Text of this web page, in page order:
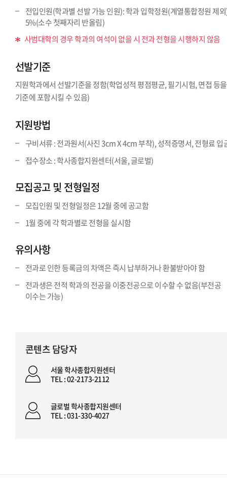
전입인원(학과별 선발 가능 인원): 학과 입학정원(계열통합정원 제
5%(소수 첫째자리 반올림)
사범대학의 경우 학과의 여석이 없을 시 전과 전형을 시행하지 않음
선발기준
지원학과에서 선발기준을 정함(학업성적 평점평균, 필기시험, 면접 등을
기준에 포함시킬 수 있음)
지원방법
구비서류 : 전과원서(사진 3cm X 4cm 부착), 성적증명서, 전형료 입
접수장소 : 학사종합지원센터(서울, 글로벌)
모집공고 및 전형일정
모집인원 및 전형일정은 12월 중에 공고함
1월 중에 각 학과별로 전형을 실시함
유의사항
전과로 인한 등록금의 차액은 즉시 납부하거나 환불받아야 함
전과생은 전적 학과의 전공을 이중전공으로 이수할 수 없음(부전공
이수는 가능)
콘텐츠 담당자
서울 학사종합지원센터
TEL : 02-2173-2112
글로벌 학사종합지원센터
TEL : 031-330-4027